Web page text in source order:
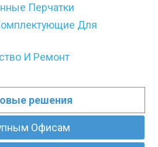
Перчатки
Для
И Ремонт
решения
Офисам